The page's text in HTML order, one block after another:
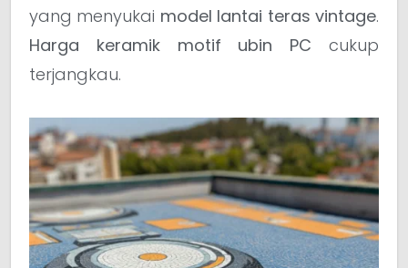
yang menyukai model lantai teras vintage.
Harga keramik motif ubin PC cukup
terjangkau.